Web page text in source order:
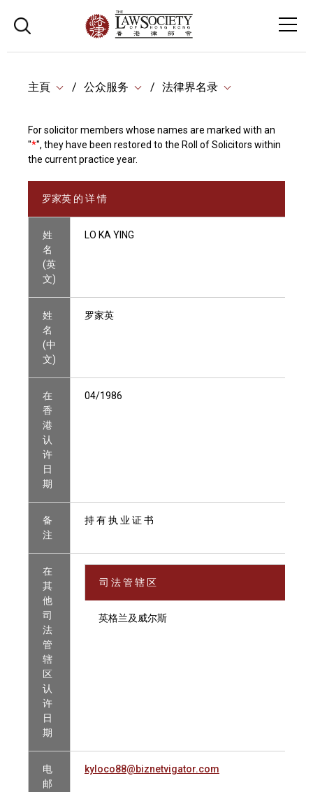
主頁 公众服务 法律界名录
For solicitor members whose names are marked with an
"*", they have been restored to the Roll of Solicitors within
the current practice year.
罗家英 的 详 情
姓
名
(英
文)
LO KA YING
姓
名
(中
文)
罗家英
在
香
港
认
许
日
期
04/1986
备
注
持 有 执 业 证 书
在
其
他
司
法
管
辖
区
认
许
日
期
司 法 管 辖 区
英格兰及威尔斯
电
邮
kyloco88@biznetvigator.com